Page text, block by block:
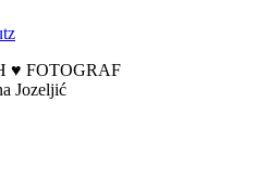
♥ FOTOGRAF
Jozeljić